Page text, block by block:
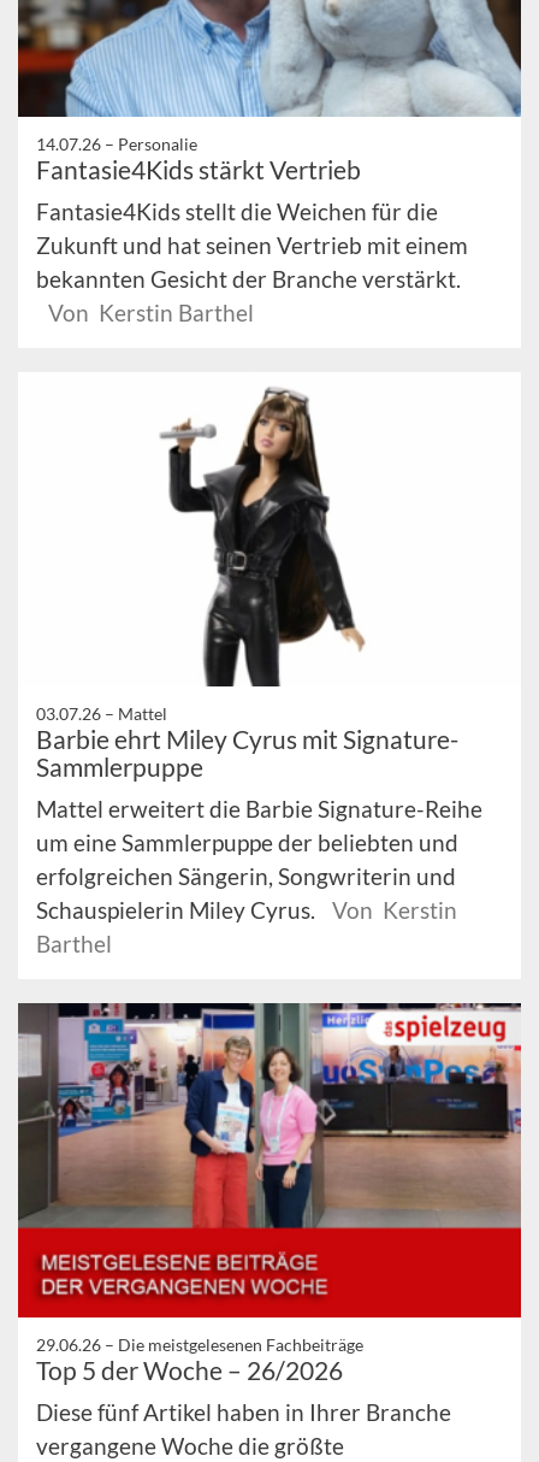
14.07.26 – Personalie
Fantasie4Kids stärkt Vertrieb
Fantasie4Kids stellt die Weichen für die
Zukunft und hat seinen Vertrieb mit einem
bekannten Gesicht der Branche verstärkt.
Von Kerstin Barthel
03.07.26 – Mattel
Barbie ehrt Miley Cyrus mit Signature-
Sammlerpuppe
Mattel erweitert die Barbie Signature-Reihe
um eine Sammlerpuppe der beliebten und
erfolgreichen Sängerin, Songwriterin und
Schauspielerin Miley Cyrus.
Von Kerstin
Barthel
29.06.26 – Die meistgelesenen Fachbeiträge
Top 5 der Woche – 26/2026
Diese fünf Artikel haben in Ihrer Branche
vergangene Woche die größte